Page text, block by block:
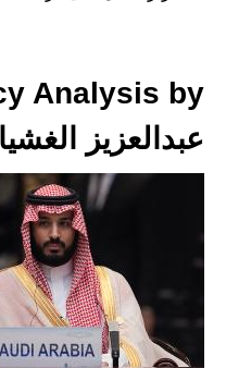
Analysis by
عبدالعزيز